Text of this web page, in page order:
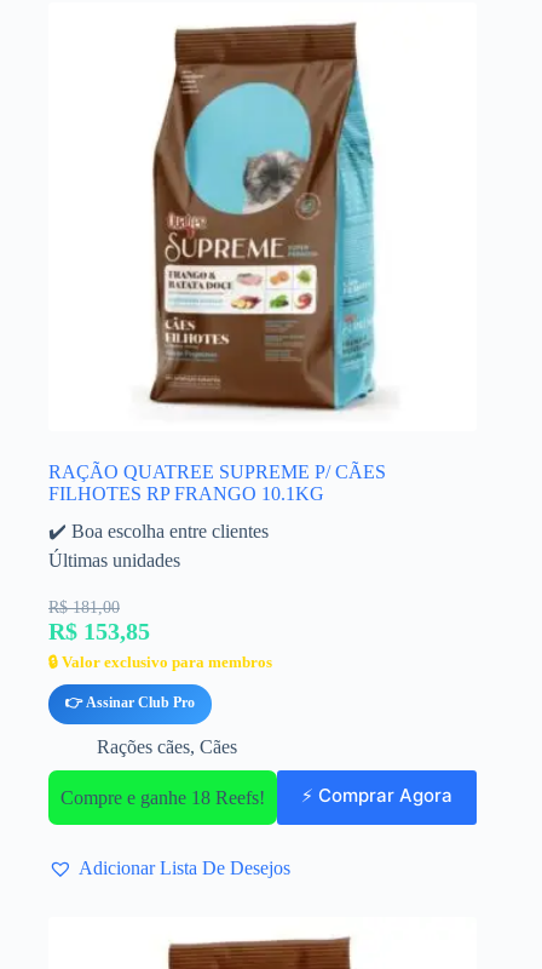
RAÇÃO QUATREE SUPREME P/ CÃES
FILHOTES RP FRANGO 10.1KG
✔️ Boa escolha entre clientes
Últimas unidades
R$ 181,00
R$ 153,85
🔒 Valor exclusivo para membros
👉 Assinar Club Pro
Rações cães, Cães
Compre e ganhe 18 Reefs! ⚡ Comprar Agora
Adicionar Lista De Desejos